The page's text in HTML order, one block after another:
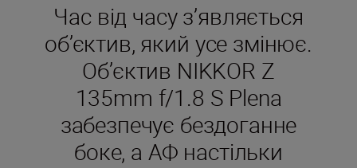
Час від часу з’являється
об’єктив, який усе змінює.
Об’єктив NIKKOR Z
135mm f/1.8 S Plena
забезпечує бездоганне
боке, а АФ настільки